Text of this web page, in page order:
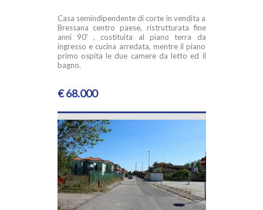
Casa semindipendente di corte in vendita a
Bressana centro paese, ristrutturata fine
anni 90’ , costituita al piano terra da
ingresso e cucina arredata, mentre il piano
primo ospita le due camere da letto ed il
bagno.
€ 68.000